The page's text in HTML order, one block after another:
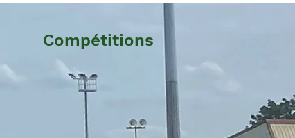
Compétitions